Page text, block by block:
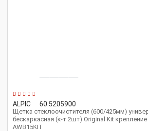
ALPIC 60.5205900
Щетка стеклоочистителя (600/425мм)
бескаркасная (к-т 2шт) Original Kit крепление
AWB15KIT